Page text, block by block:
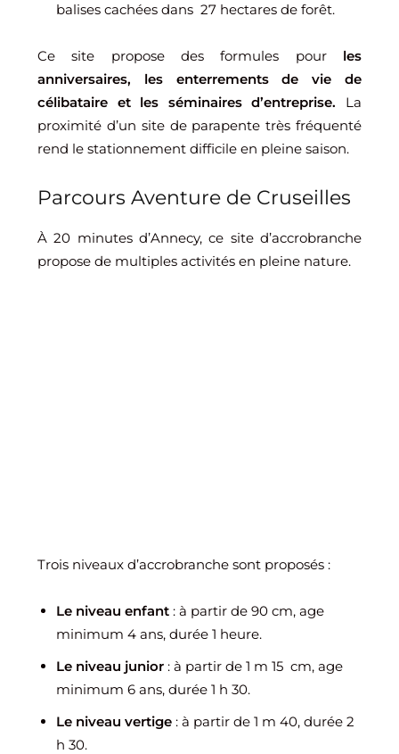
balises cachées dans 27 hectares de forêt.
Ce site propose des formules pour les
anniversaires, les enterrements de vie de
célibataire et les séminaires d’entreprise. La
proximité d’un site de parapente très fréquenté
rend le stationnement difficile en pleine saison.
Parcours Aventure de Cruseilles
À 20 minutes d’Annecy, ce site d’accrobranche
propose de multiples activités en pleine nature.
Trois niveaux d’accrobranche sont proposés :
Le niveau enfant : à partir de 90 cm, age
minimum 4 ans, durée 1 heure.
Le niveau junior : à partir de 1 m 15 cm, age
minimum 6 ans, durée 1 h 30.
Le niveau vertige : à partir de 1 m 40, durée 2
h 30.